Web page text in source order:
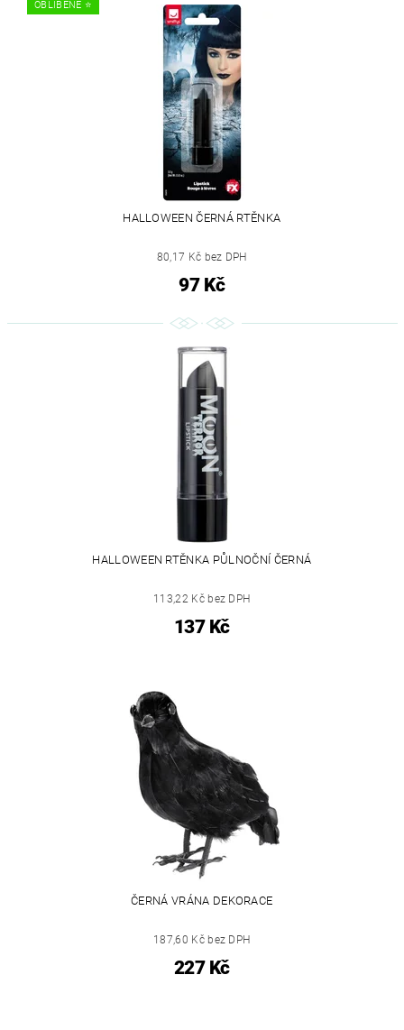
OBLÍBENÉ ⭐️
HALLOWEEN ČERNÁ RTĚNKA
80,17 Kč bez DPH
97 Kč
HALLOWEEN RTĚNKA PŮLNOČNÍ ČERNÁ
113,22 Kč bez DPH
137 Kč
ČERNÁ VRÁNA DEKORACE
187,60 Kč bez DPH
227 Kč